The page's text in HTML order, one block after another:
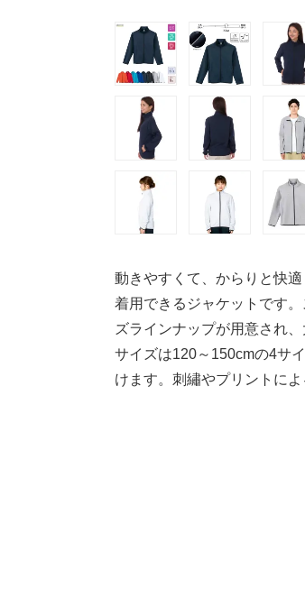
動きやすくて、からりと快
着用できるジャケットです
ズラインナップが用意され
サイズは120～150cmの4サ
けます。刺繡やプリントに